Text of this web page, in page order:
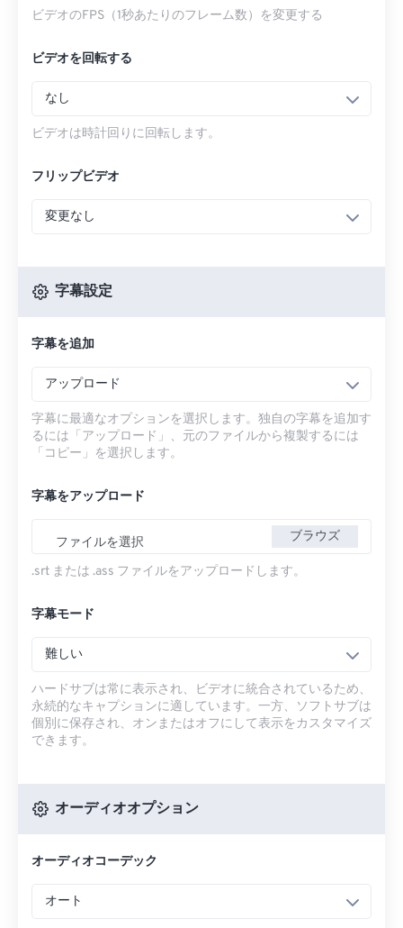
ビデオのFPS（1秒あたりのフレーム数）を変更する
ビデオを回転する
なし
ビデオは時計回りに回転します。
フリップビデオ
変更なし
字幕設定
字幕を追加
アップロード
字幕に最適なオプションを選択します。独自の字幕を追加す
るには「アップロード」、元のファイルから複製するには
「コピー」を選択します。
字幕をアップロード
ファイルを選択 ブラウズ
.srt または .ass ファイルをアップロードします。
字幕モード
難しい
ハードサブは常に表示され、ビデオに統合されているため、
永続的なキャプションに適しています。一方、ソフトサブは
個別に保存され、オンまたはオフにして表示をカスタマイズ
できます。
オーディオオプション
オーディオコーデック
オート